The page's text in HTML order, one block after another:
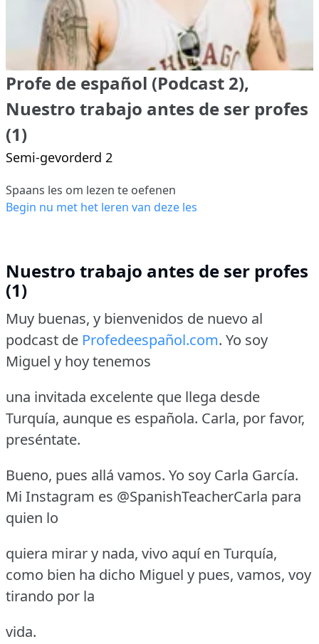
Profe de español (Podcast 2),
Nuestro trabajo antes de ser profes
(1)
Semi-gevorderd 2
Spaans les om lezen te oefenen
Begin nu met het leren van deze les
Nuestro trabajo antes de ser profes
(1)
Muy buenas, y bienvenidos de nuevo al
podcast de Profedeespañol.com. Yo soy
Miguel y hoy tenemos
una invitada excelente que llega desde
Turquía, aunque es española. Carla, por favor,
preséntate.
Bueno, pues allá vamos. Yo soy Carla García.
Mi Instagram es @SpanishTeacherCarla para
quien lo
quiera mirar y nada, vivo aquí en Turquía,
como bien ha dicho Miguel y pues, vamos, voy
tirando por la
vida.